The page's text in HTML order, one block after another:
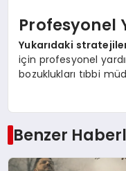
Profesyonel
Yukarıdaki
için profesyonel
bozuklukları tıbbi
Benzer